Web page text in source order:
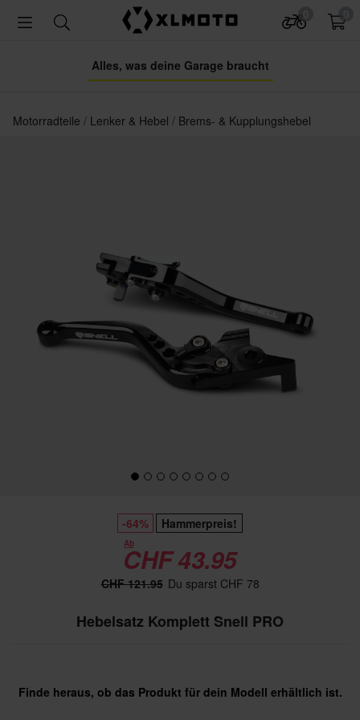
Alles, was deine Garage braucht
Motorradteile Lenker & Hebel Brems- & Kupplungshebel
-64% Hammerpreis!
Ab
CHF 43.95
CHF 121.95 Du sparst CHF 78
Hebelsatz Komplett Snell PRO
Finde heraus, ob das Produkt für dein Modell erhältlich ist.